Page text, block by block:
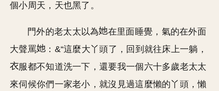
個小周天，天也黑了。
門外的老太太以為
在里面睡覺，氣的在外面
大聲罵
：&“這麼大丫頭了，回到就往床上一躺，
服都不知道洗一下，還要我一個六十多歲老太太
來伺候你們一家老小，就沒見過這麼懶的丫頭，懶